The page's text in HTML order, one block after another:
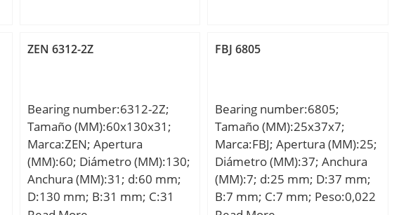
básica (c):0,714 kN;
rating (C0):422 kN; (Grease)
Lubrication Speed:2295
ZEN 6312-2Z
Bearing number:6312-2Z;
Tamaño (MM):60x130x31;
Marca:ZEN; Apertura
(MM):60; Diámetro (MM):130;
Anchura (MM):31; d:60 mm;
D:130 mm; B:31 mm; C:31
FBJ 6805
Bearing number:6805;
Tamaño (MM):25x37x7;
Marca:FBJ; Apertura (MM):25;
Diámetro (MM):37; Anchura
(MM):7; d:25 mm; D:37 mm;
B:7 mm; C:7 mm; Peso:0,022